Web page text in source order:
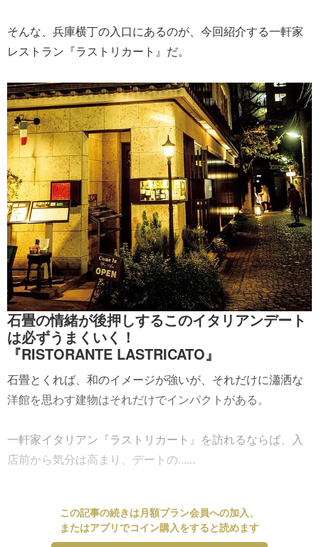
そんな、兵庫横丁の入口にあるのが、今回紹介する一軒家
レストラン『ラストリカート』だ。
石畳の情緒が後押しするこのイタリアンデート
は必ずうまくいく！
『RISTORANTE LASTRICATO』
石畳とくれば、和のイメージが強いが、それだけに瀟洒な
洋館を思わす建物はそれだけでインパクトがある。
一軒家イタリアン『ラストリカート』を訪れるならば、入
店前から気分は高まり、デートの......
この記事の続きは月額プラン会員への加入、
またはアプリでコイン購入をすると読めます